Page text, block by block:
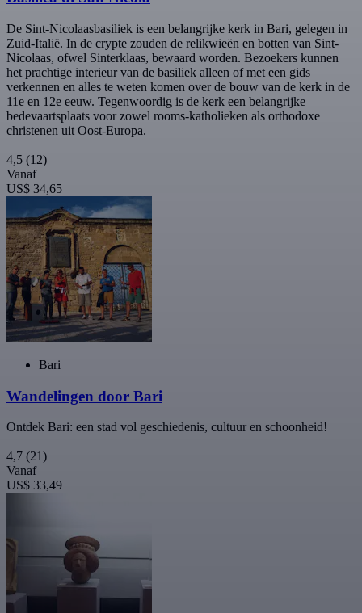
De Sint-Nicolaasbasiliek is een belangrijke kerk in Bari, gelegen in
Zuid-Italië. In de crypte zouden de relikwieën en botten van Sint-
Nicolaas, ofwel Sinterklaas, bewaard worden. Bezoekers kunnen
het prachtige interieur van de basiliek alleen of met een gids
verkennen en alles te weten komen over de bouw van de kerk in de
11e en 12e eeuw. Tegenwoordig is de kerk een belangrijke
bedevaartsplaats voor zowel rooms-katholieken als orthodoxe
christenen uit Oost-Europa.
4,5 (12)
Vanaf
US$ 34,65
Bari
Wandelingen door Bari
Ontdek Bari: een stad vol geschiedenis, cultuur en schoonheid!
4,7 (21)
Vanaf
US$ 33,49